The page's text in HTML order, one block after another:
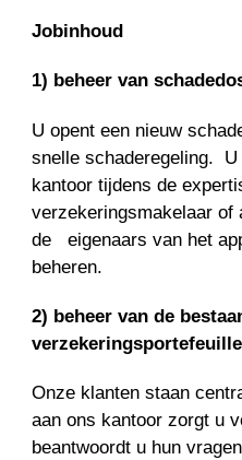
Jobinhoud
1) beheer van
U opent een nieuw
snelle schaderegeling. U
kantoor tijdens de
verzekeringsmakelaar of
de eigenaars van het
beheren.
2) beheer van de
verzekeringsportefeuille
Onze klanten staan
aan ons kantoor zorgt u
beantwoordt u hun